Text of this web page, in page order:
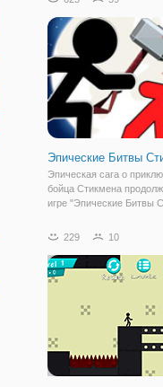
препятствий, которая
подготовлена в игре.
Эпические Битвы
Эпическая сага о
бойца Стикмена
игре "Эпические Битвы
бесстрашного воина. На
совсем скоро они его
Чтобы
229 10